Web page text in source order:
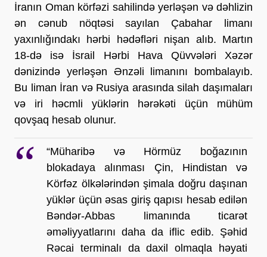
İranın Oman körfəzi sahilində yerləşən və dəhlizin
ən cənub nöqtəsi sayılan Çabahar limanı
yaxınlığındakı hərbi hədəfləri nişan alıb. Martın
18-də isə İsrail Hərbi Hava Qüvvələri Xəzər
dənizində yerləşən Ənzəli limanını bombalayıb.
Bu liman İran və Rusiya arasında silah daşımaları
və iri həcmli yüklərin hərəkəti üçün mühüm
qovşaq hesab olunur.
“Müharibə və Hörmüz boğazının
blokadaya alınması Çin, Hindistan və
Körfəz ölkələrindən şimala doğru daşınan
yüklər üçün əsas giriş qapısı hesab edilən
Bəndər-Abbas limanında ticarət
əməliyyatlarını daha da iflic edib. Şəhid
Rəcai terminalı da daxil olmaqla həyati